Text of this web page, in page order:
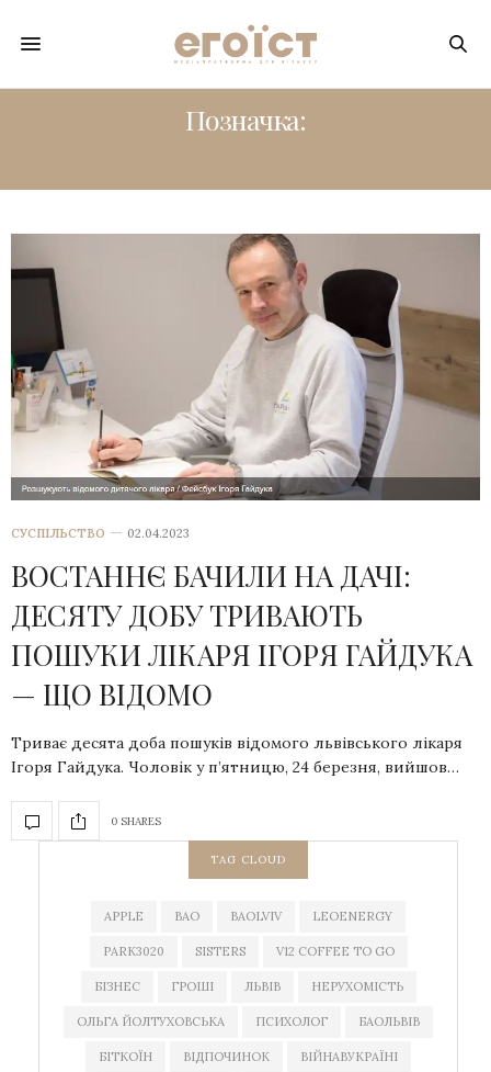
Позначка:
СУСПІЛЬСТВО 02.04.2023
ВОСТАННЄ БАЧИЛИ НА ДАЧІ:
ДЕСЯТУ ДОБУ ТРИВАЮТЬ
ПОШУКИ ЛІКАРЯ ІГОРЯ ГАЙДУКА
— ЩО ВІДОМО
Триває десята доба пошуків відомого львівського лікаря
Ігоря Гайдука. Чоловік у п’ятницю, 24 березня, вийшов…
0 SHARES
TAG CLOUD
APPLE BAO BAOLVIV LEOENERGY
PARK3020 SISTERS V12 COFFEE TO GO
БІЗНЕС ГРОШІ ЛЬВІВ НЕРУХОМІСТЬ
ОЛЬГА ЙОЛТУХОВСЬКА ПСИХОЛОГ БАОЛЬВІВ
БІТКОЇН ВІДПОЧИНОК ВІЙНАВУКРАЇНІ